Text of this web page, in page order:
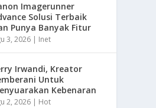
Imagerunner
Solusi Terbaik
Punya Banyak Fitur
3, 2026 | Inet
Irwandi, Kreator
Untuk
Kebenaran
2, 2026 | Hot